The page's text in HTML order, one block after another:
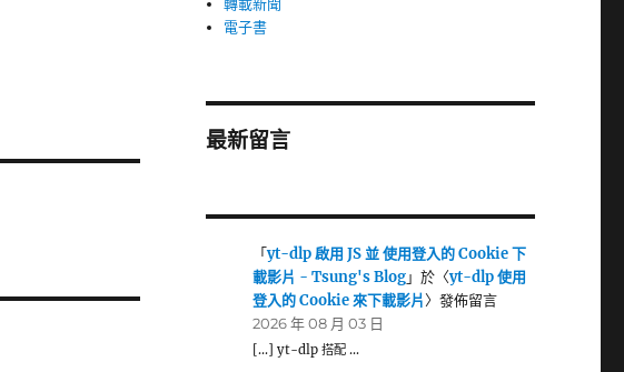
轉載新聞
電子書
最新留言
「yt-dlp 啟用 JS 並 使用登入的 Cookie 下
載影片 - Tsung's Blog」於〈yt-dlp 使用
登入的 Cookie 來下載影片〉發佈留言
2026 年 08 月 03 日
[…] yt-dlp 搭配 …